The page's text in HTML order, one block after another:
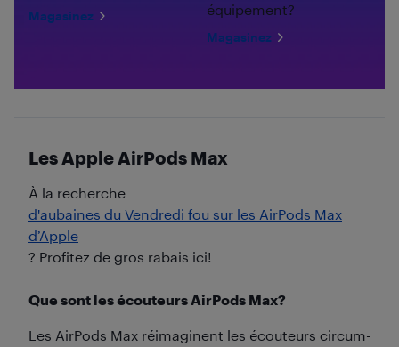
Magasinez
équipement?
Magasinez
Les Apple AirPods Max
À la recherche
d'aubaines du Vendredi fou sur les AirPods Max
d’Apple
? Profitez de gros rabais ici!
Que sont les écouteurs AirPods Max?
Les AirPods Max réimaginent les écouteurs circum-